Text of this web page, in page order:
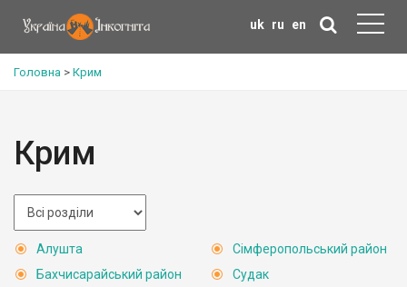
uk ru en
Головна > Крим
Крим
Алушта
Бахчисарайський район
Сімферопольський район
Судак